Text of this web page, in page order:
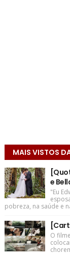
MAIS VISTOS
e
"Eu
pobreza, na saúde e
O